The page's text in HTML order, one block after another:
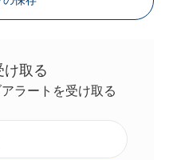
取る
ラートを受け取る